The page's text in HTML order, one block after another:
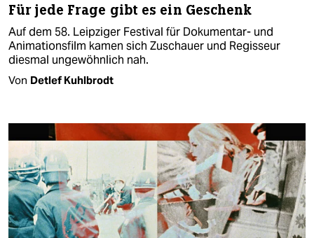
Für jede Frage gibt es ein Geschenk
Auf dem 58. Leipziger Festival für Dokumentar- und
Animationsfilm kamen sich Zuschauer und Regisseur
diesmal ungewöhnlich nah.
Von Detlef Kuhlbrodt